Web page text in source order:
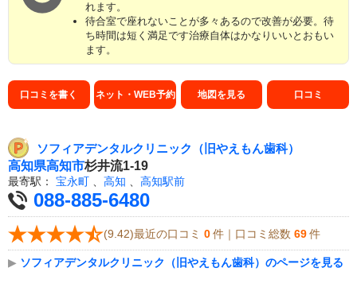
れます。
待合室で座れないことが多々あるので改善が必要。待
ち時間は短く満足です治療自体はかなりいいとおもい
ます。
口コミを書く ネット・WEB予約 地図を見る 口コミ
ソフィアデンタルクリニック（旧やえもん歯科）
高知県高知市杉井流1-19
最寄駅： 宝永町 、 高知 、 高知駅前
088-885-6480
(9.42)最近の口コミ 0 件｜口コミ総数 69 件
▶ ソフィアデンタルクリニック（旧やえもん歯科）のページを見る